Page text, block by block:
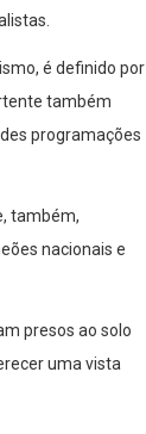
é definido por
também
programações
também,
nacionais e
presos ao solo
uma vista